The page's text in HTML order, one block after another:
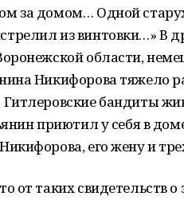
за домом… Одной
из винтовки…» В
области,
Никифорова тяжело
бандиты
приютил у себя в
его жену и
от таких свидетельств